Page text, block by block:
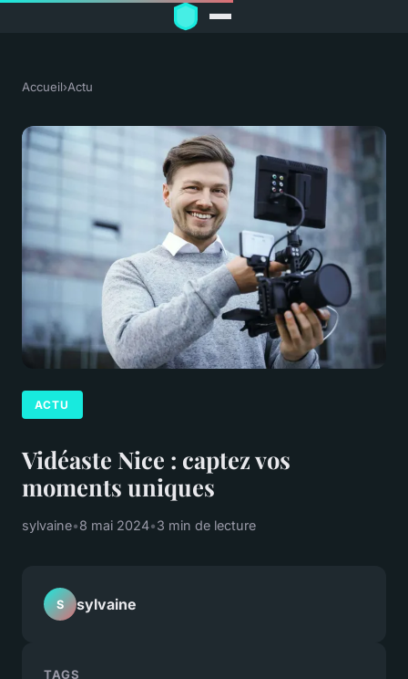
Accueil›Actu
ACTU
Vidéaste Nice : captez vos
moments uniques
sylvaine•8 mai 2024•3 min de lecture
S sylvaine
TAGS